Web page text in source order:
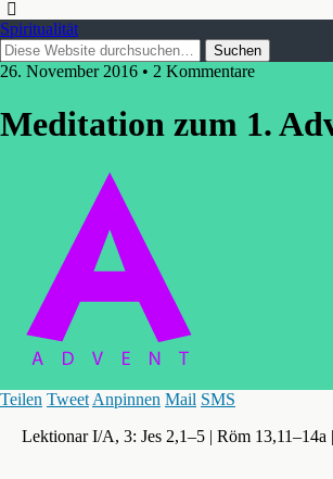
Spiritualität
26. November 2016 • 2 Kommentare
Meditation zum 1.
Teilen Tweet Anpinnen Mail SMS
Lektionar I/A, 3: Jes 2,1–5 | Röm